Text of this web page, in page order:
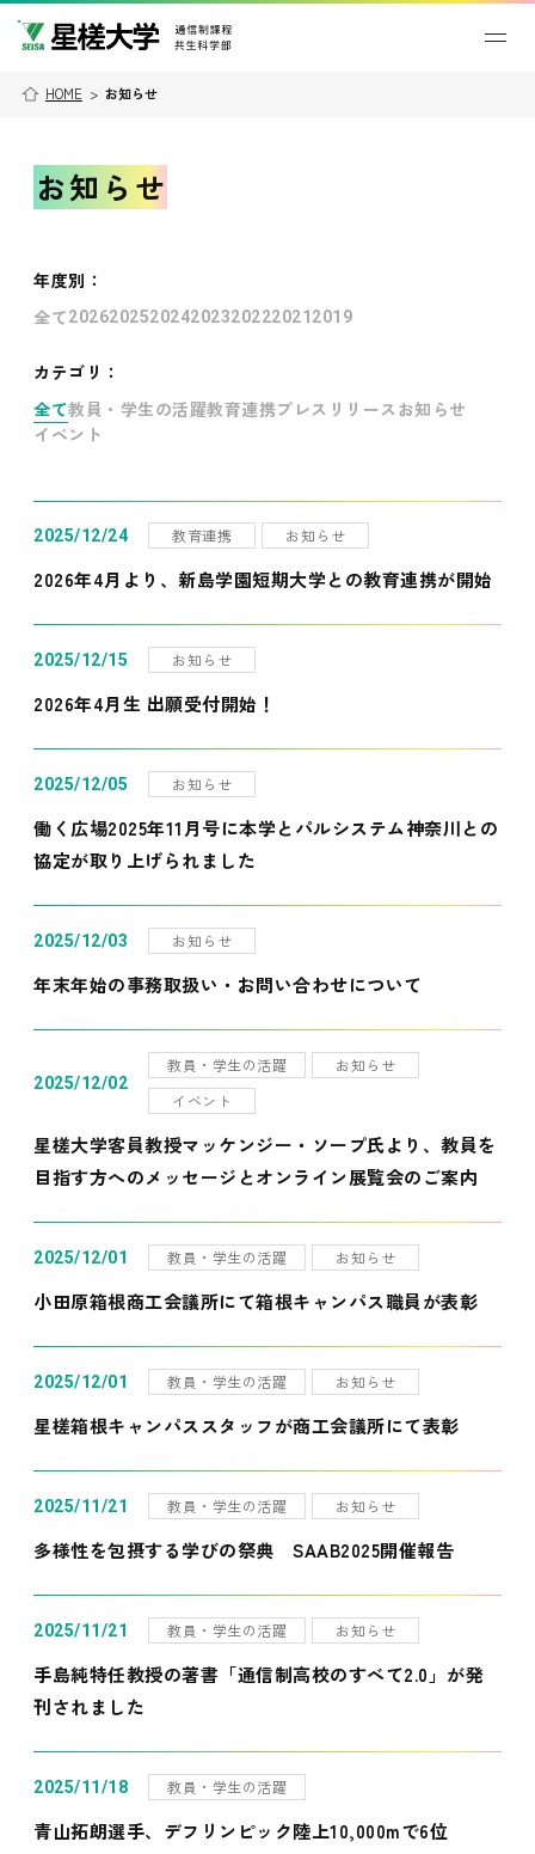
HOME > お知らせ
お知らせ
年度別 ：
全て202620252024202320222021 2019
カテゴリ：
全て教員・学生の活躍教育連携プレスリリース お知らせ
イベント
2025/12/24 教育連携 お知らせ
2026年4月より、新島学園短期大学との教育連携が開始
2025/12/15 お知らせ
2026年4月生 出願受付開始！
2025/12/05 お知らせ
働く広場2025年11月号に本学とパルシステム神奈川との
協定が取り上げられました
2025/12/03 お知らせ
年末年始の事務取扱い・お問い合わせについて
2025/12/02
教員・学生の活躍
お知らせ
イベント
星槎大学客員教授マッケンジー・ソープ氏より、教員を
目指す方へのメッセージとオンライン展覧会のご案内
2025/12/01 教員・学生の活躍 お知らせ
小田原箱根商工会議所にて箱根キャンパス職員が表彰
2025/12/01 教員・学生の活躍 お知らせ
星槎箱根キャンパススタッフが商工会議所にて表彰
2025/11/21 教員・学生の活躍 お知らせ
多様性を包摂する学びの祭典 SAAB2025開催報告
2025/11/21 教員・学生の活躍 お知らせ
手島純特任教授の著書「通信制高校のすべて2.0」が発
刊されました
2025/11/18 教員・学生の活躍
青山拓朗選手、デフリンピック陸上10,000mで6位